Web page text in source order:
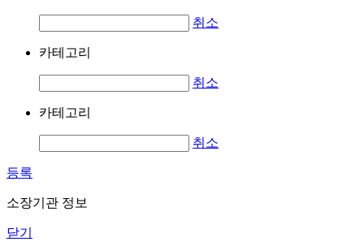
취소
카테고리
취소
카테고리
취소
등록
소장기관 정보
닫기